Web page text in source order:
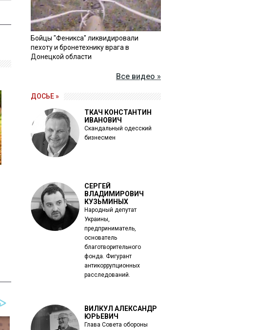
Бойцы "Феникса" ликвидировали
пехоту и бронетехнику врага в
Донецкой области
Все видео »
ДОСЬЕ »
ТКАЧ КОНСТАНТИН
ИВАНОВИЧ
Скандальный одесский
бизнесмен
СЕРГЕЙ
ВЛАДИМИРОВИЧ
КУЗЬМИНЫХ
Народный депутат
Украины,
предприниматель,
основатель
благотворительного
фонда. Фигурант
антикоррупционных
расследований.
ВИЛКУЛ АЛЕКСАНДР
ЮРЬЕВИЧ
Глава Совета обороны